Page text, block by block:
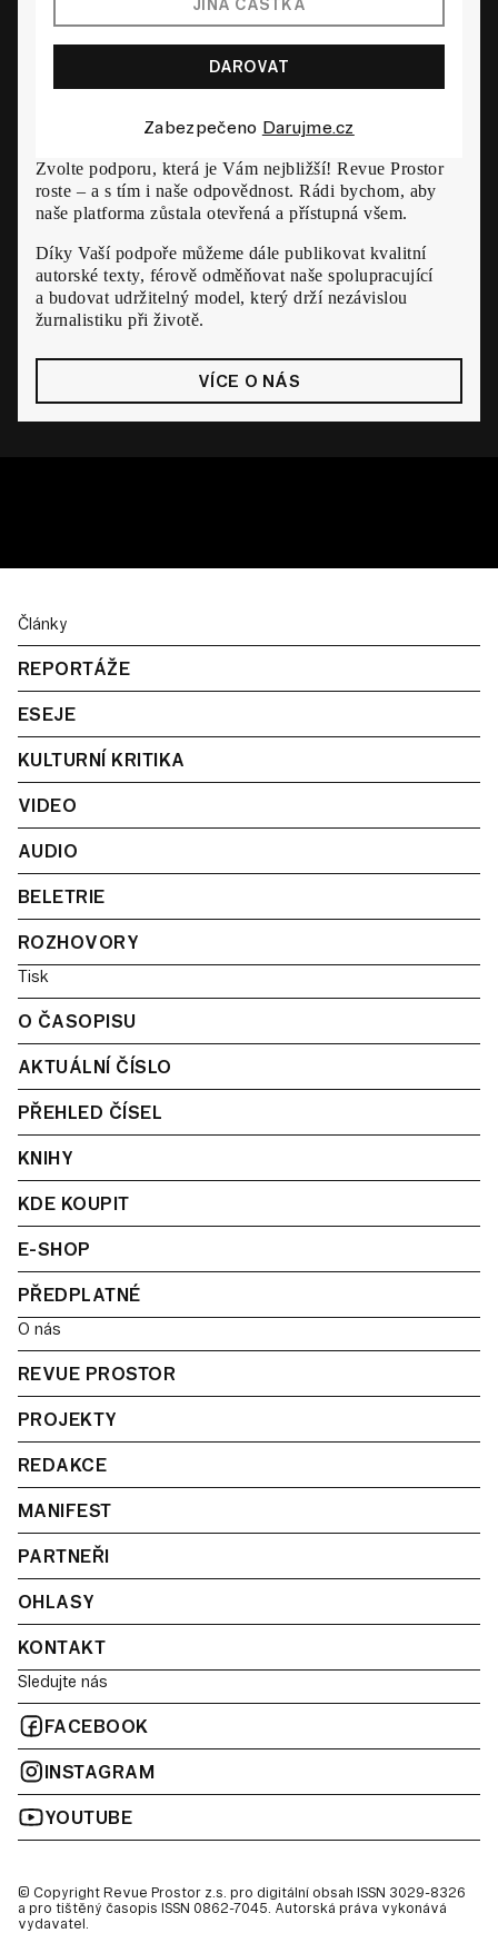
Zvolte podporu, která je Vám nejbližší! Revue Prostor
roste – a s tím i naše odpovědnost. Rádi bychom, aby
naše platforma zůstala otevřená a přístupná všem.
Díky Vaší podpoře můžeme dále publikovat kvalitní
autorské texty, férově odměňovat naše spolupracující
a budovat udržitelný model, který drží nezávislou
žurnalistiku při životě.
VÍCE O NÁS
Zabezpečeno Darujme.cz
Články
REPORTÁŽE
ESEJE
KULTURNÍ KRITIKA
VIDEO
AUDIO
BELETRIE
ROZHOVORY
Tisk
O ČASOPISU
AKTUÁLNÍ ČÍSLO
PŘEHLED ČÍSEL
KNIHY
KDE KOUPIT
E-SHOP
PŘEDPLATNÉ
O nás
REVUE PROSTOR
PROJEKTY
REDAKCE
MANIFEST
PARTNEŘI
OHLASY
KONTAKT
Sledujte nás
FACEBOOK
INSTAGRAM
YOUTUBE
© Copyright Revue Prostor z.s. pro digitální obsah ISSN 3029-8326
a pro tištěný časopis ISSN 0862-7045. Autorská práva vykonává
vydavatel.